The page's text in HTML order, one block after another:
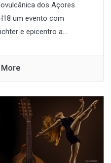
dos Açores
um evento com
e epicentro a...
More